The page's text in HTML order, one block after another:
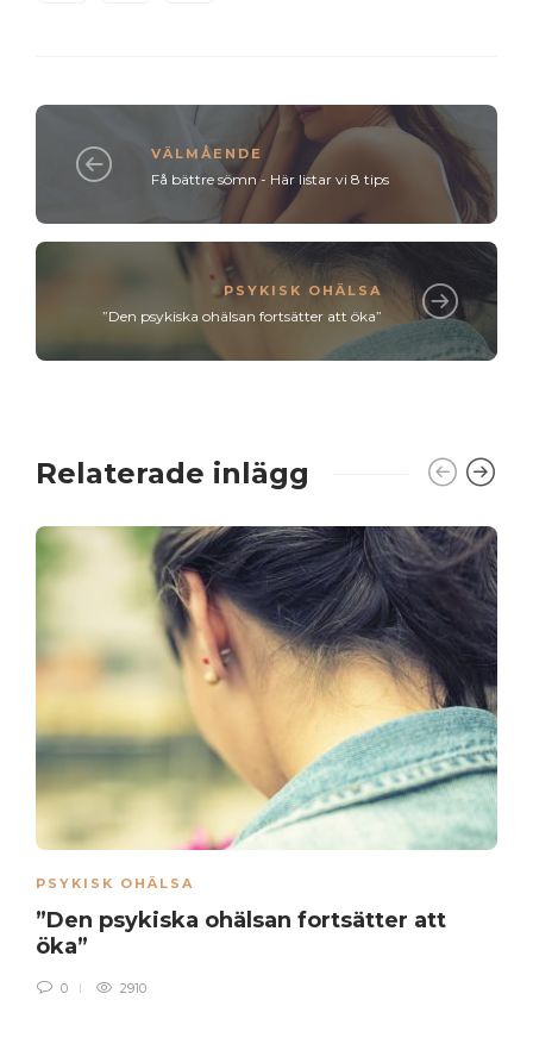
VÄLMÅENDE
Få bättre sömn - Här listar vi 8 tips
PSYKISK OHÄLSA
”Den psykiska ohälsan fortsätter att öka”
Relaterade inlägg
PSYKISK OHÄLSA
”Den psykiska ohälsan fortsätter att
öka”
0 2910